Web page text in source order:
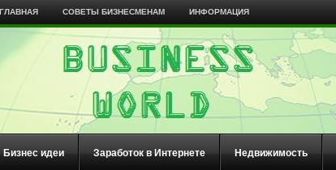
ГЛАВНАЯ СОВЕТЫ БИЗНЕСМЕНАМ ИНФОРМАЦИЯ
Бизнес идеи Заработок в Интернете Недвижимость